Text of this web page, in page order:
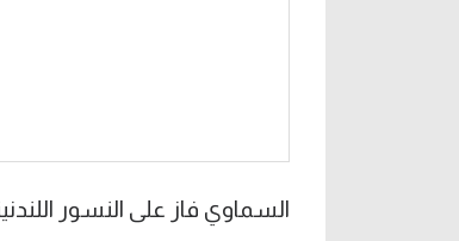
السماوي فاز على النسور